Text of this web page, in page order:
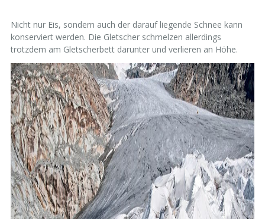
Nicht nur Eis, sondern auch der darauf liegende Schnee kann
konserviert werden. Die Gletscher schmelzen allerdings
trotzdem am Gletscherbett darunter und verlieren an Höhe.